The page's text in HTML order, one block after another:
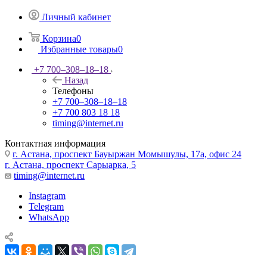
Личный кабинет
Корзина0
Избранные товары0
+7 700‒308‒18‒18
Назад
Телефоны
+7 700‒308‒18‒18
+7 700 803 18 18
timing@internet.ru
Контактная информация
г. Астана, проспект Бауыржан Момышулы, 17а, офис 24
г. Астана, проспект Сарыарка, 5
timing@internet.ru
Instagram
Telegram
WhatsApp